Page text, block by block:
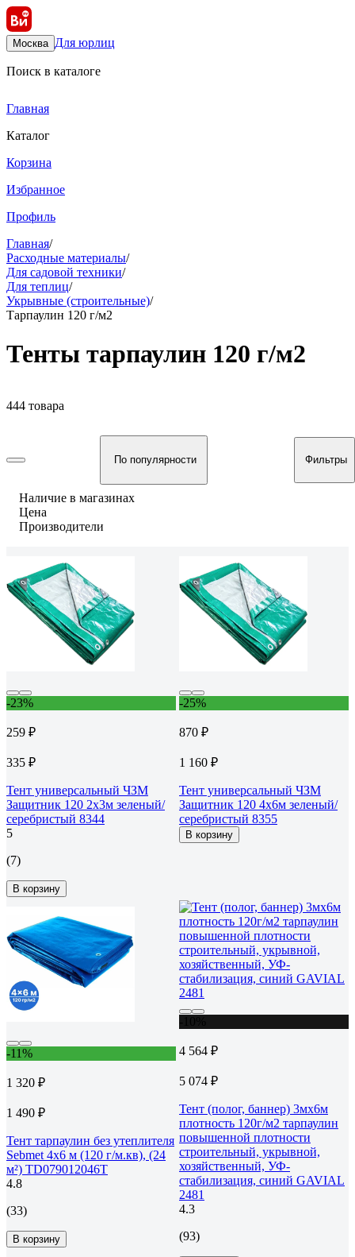
Москва Для юрлиц
Поиск в каталоге
Главная
Каталог
Корзина
Избранное
Профиль
Главная/
Расходные материалы/
Для садовой техники/
Для теплиц/
Укрывные (строительные)/
Тарпаулин 120 г/м2
Тенты тарпаулин 120 г/м2
444 товара
По популярности Фильтры
Наличие в магазинах
Цена
Производители
-23%
259 ₽
335 ₽
Тент универсальный ЧЗМ
Защитник 120 2х3м зеленый/
серебристый 8344
5
(7)
В корзину
-25%
870 ₽
1 160 ₽
Тент универсальный ЧЗМ
Защитник 120 4х6м зеленый/
серебристый 8355
В корзину
-11%
1 320 ₽
1 490 ₽
Тент тарпаулин без утеплителя
Sebmet 4x6 м (120 г/м.кв), (24
м²) TD079012046Т
4.8
(33)
В корзину
4 564 ₽
5 074 ₽
Тент (полог, баннер) 3мх6м
плотность 120г/м2 тарпаулин
повышенной плотности
строительный, укрывной,
хозяйственный, УФ-
стабилизация, синий GAVIAL
2481
4.3
(93)